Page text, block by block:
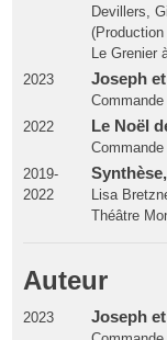
Devillers,
Le
2023
Joseph
2022
Le Noël
2019-
2022
Lisa
Théâtre
Auteur
2023 Joseph